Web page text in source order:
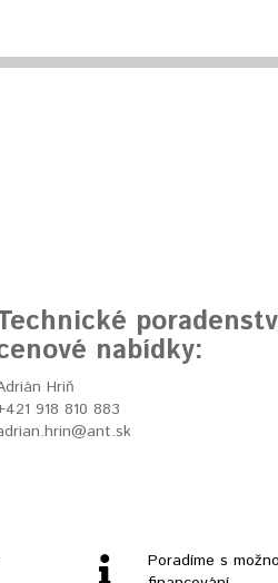
nabídky:
Hriň
918 810 883
Poradíme s